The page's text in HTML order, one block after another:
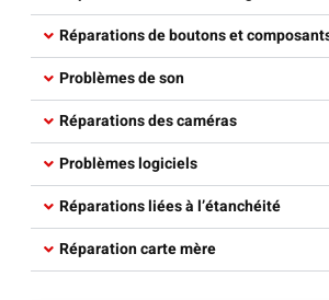
Réparations de boutons et
Problèmes de son
Réparations des caméras​
Problèmes logiciels​
Réparations liées à l’étanchéité​
Réparation carte mère​